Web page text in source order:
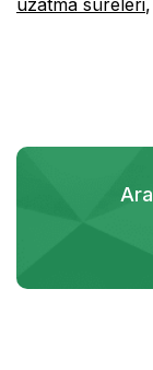
uzatma süreleri